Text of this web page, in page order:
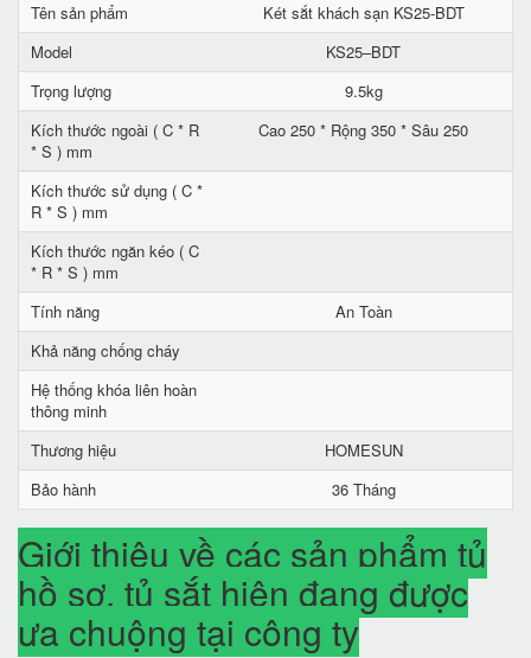
Tên sản phẩm
Két sắt khách sạn KS25-BDT
Model
KS25–BDT
Trọng lượng
9.5kg
Kích thước ngoài ( C * R
* S ) mm
Cao 250 * Rộng 350 * Sâu 250
Kích thước sử dụng ( C *
R * S ) mm
Kích thước ngăn kéo ( C
* R * S ) mm
Tính năng
An Toàn
Khả năng chống cháy
Hệ thống khóa liên hoàn
thông minh
Thương hiệu
HOMESUN
Bảo hành
36 Tháng
Giới thiệu về các sản phẩm tủ
hồ sơ, tủ sắt hiện đang được
ưa chuộng tại công ty